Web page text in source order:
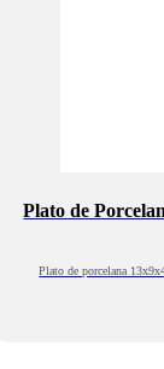
Plato de
Plato de porcelana